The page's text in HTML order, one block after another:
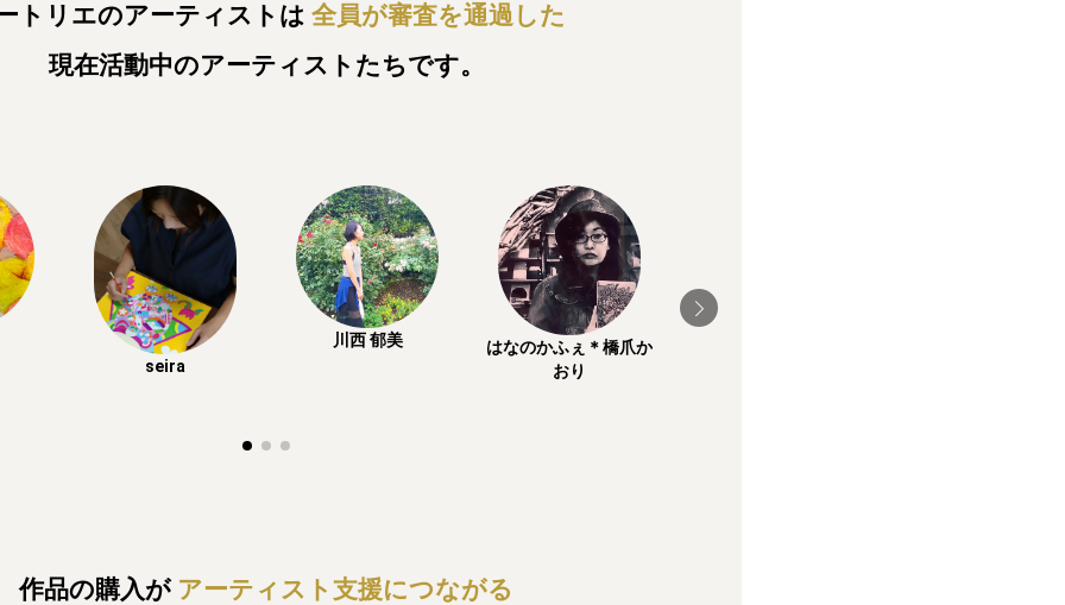
トリエのアーティストは 全員が審査を通過した
現在活動中のアーティストたちです。
seira
川西 郁美
はなのかふぇ＊橋爪か
おり
作品の購入が アーティスト支援につながる